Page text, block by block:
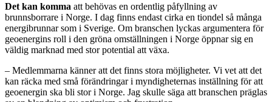
Det kan komma att behövas en ordentlig påfyllning av
brunnsborrare i Norge. I dag finns endast cirka en tiondel så många
energibrunnar som i Sverige. Om branschen lyckas argumentera för
geoenergins roll i den gröna omställningen i Norge öppnar sig en
väldig marknad med stor potential att växa.
– Medlemmarna känner att det finns stora möjligheter. Vi vet att det
kan räcka med små förändringar i myndigheternas inställning för att
geoenergin ska bli stor i Norge. Jag skulle säga att branschen präglas